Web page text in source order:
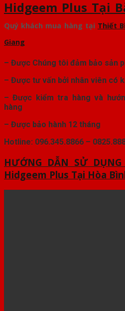
Hidgeem Plus Tại
Quý khách mua hàng tại Thiết
Giang
– Được Chúng tôi đảm bảo sản
– Được tư vấn bởi nhân viên có
– Được kiểm tra hàng và
hàng
– Được bảo hành 12 tháng
Hotline: 096.345.8866 –
HƯỚNG DẪN SỬ DỤNG
Hidgeem Plus Tại Hòa